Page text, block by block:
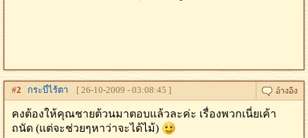
#2 กระบี่ไร้ตา [ 26-10-2009 - 03:08:45 ]
คงต้องให้คุณชายต้วนมาตอบแล้วละค่ะ เรื่องพวกเนี่ยเค้า
ถนัด (แต่จะช่วยๆหาว่าจะได้ไม้)